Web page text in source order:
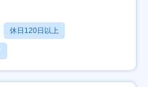
休日120日以上